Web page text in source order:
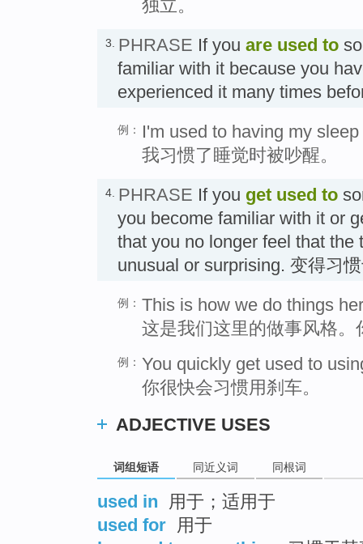
独立。
3. PHRASE If you are used to
familiar with it because you
experienced it many times
例：
I'm used to having my
我习惯了睡觉时被吵醒。
4. PHRASE If you get used to
you become familiar with it or
that you no longer feel that the
unusual or surprising. 变得习
例： This is how we do things
这是我们这里的做事风格。
例： You quickly get used to
你很快会习惯用刹车。
ADJECTIVE USES
词组短语 同近义词 同根词
used in
用于；适用于
used for 用于